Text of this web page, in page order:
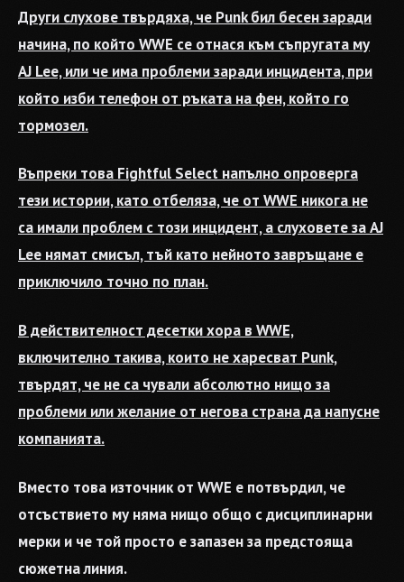
Други слухове твърдяха, че Punk бил бесен заради
начина, по който WWE се отнася към съпругата му
AJ Lee, или че има проблеми заради инцидента, при
който изби телефон от ръката на фен, който го
тормозел.
Въпреки това Fightful Select напълно опроверга
тези истории, като отбеляза, че от WWE никога не
са имали проблем с този инцидент, а слуховете за AJ
Lee нямат смисъл, тъй като нейното завръщане е
приключило точно по план.
В действителност десетки хора в WWE,
включително такива, които не харесват Punk,
твърдят, че не са чували абсолютно нищо за
проблеми или желание от негова страна да напусне
компанията.
Вместо това източник от WWE е потвърдил, че
отсъствието му няма нищо общо с дисциплинарни
мерки и че той просто е запазен за предстояща
сюжетна линия.